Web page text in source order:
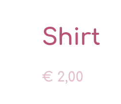
Shirt
€ 2,00